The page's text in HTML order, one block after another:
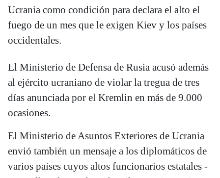
Ucrania como condición para declara el alto el
fuego de un mes que le exigen Kiev y los países
occidentales.
El Ministerio de Defensa de Rusia acusó además
al ejército ucraniano de violar la tregua de tres
días anunciada por el Kremlin en más de 9.000
ocasiones.
El Ministerio de Asuntos Exteriores de Ucrania
envió también un mensaje a los diplomáticos de
varios países cuyos altos funcionarios estatales -